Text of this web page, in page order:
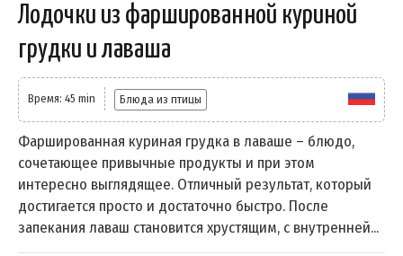
Лодочки из фаршированной куриной
грудки и лаваша
Время: 45 min Блюда из птицы
Фаршированная куриная грудка в лаваше – блюдо,
сочетающее привычные продукты и при этом
интересно выглядящее. Отличный результат, который
достигается просто и достаточно быстро. После
запекания лаваш становится хрустящим, с внутренней...